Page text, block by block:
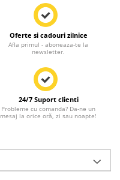
Oferte si cadouri zilnice
Afla primul - aboneaza-te la
newsletter.
24/7 Suport clienti
Probleme cu comanda? Da-ne un
mesaj la orice oră, zi sau noapte!